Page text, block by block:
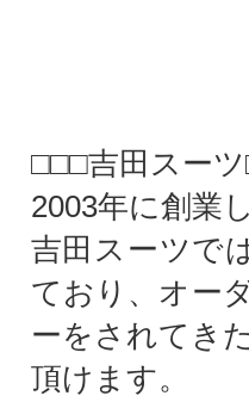
□□□吉田スー
2003年に創業
吉田スーツで
ており、オー
ーをされてき
頂けます。